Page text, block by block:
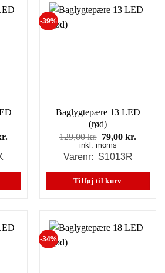
kr..
79,00 kr..
-39%
Baglygtepære 13 LED
(rød)
129,00kr. Den
oprindelige
pris
129,00 kr..
79,00kr.
79,00
inkl. moms
Varenr: S1013R
Tilføj til kurv
-34%